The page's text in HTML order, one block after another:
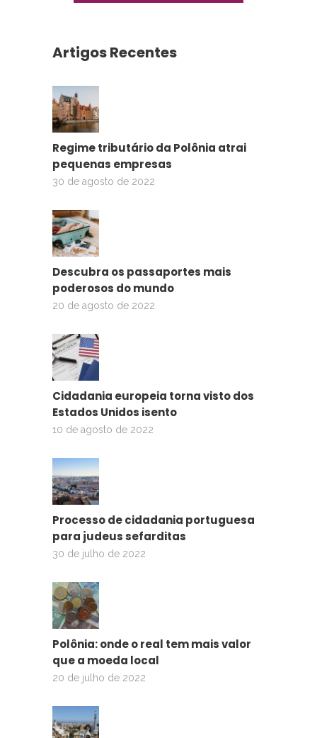
Artigos Recentes
Regime tributário da Polônia atrai
pequenas empresas
30 de agosto de 2022
Descubra os passaportes mais
poderosos do mundo
20 de agosto de 2022
Cidadania europeia torna visto dos
Estados Unidos isento
10 de agosto de 2022
Processo de cidadania portuguesa
para judeus sefarditas
30 de julho de 2022
Polônia: onde o real tem mais valor
que a moeda local
20 de julho de 2022